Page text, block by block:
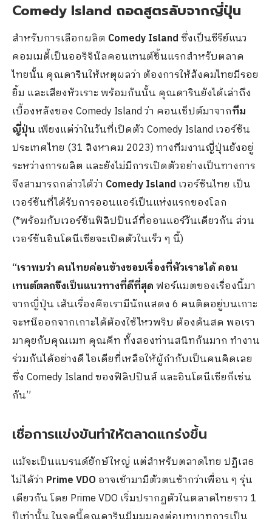
Comedy Island ถอดสูตรลับจากญี่ปุ่น
สำหรับการเลือกผลิต Comedy Islandซึ่งเป็นซีรีย์แนว
คอมเมดี้เป็นออริจินัลคอนเทนต์ชิ้นแรกสำหรับตลาด
ไทยนั้น คุณดารินให้เหตุผลว่า ต้องการให้สังคมไทยมีรอย
ยิ้ม และเสียงหัวเราะ พร้อมกันนั้น คุณดารินยังได้เล่าถึง
เบื้องหลังของ Comedy Island ว่า คอนเซ็ปต์มาจากทีม
ญี่ปุ่น เพียงแต่ว่าในวันที่เปิดตัว Comedy Island เวอร์ชัน
ประเทศไทย (31 สิงหาคม 2023) ทางทีมงานญี่ปุ่นยังอยู่
ระหว่างการผลิต และยังไม่มีการเปิดตัวอย่างเป็นทางการ
จึงสามารถกล่าวได้ว่า Comedy Island เวอร์ชันไทย เป็น
เวอร์ชันที่ได้รับการออนแอร์เป็นแห่งแรกของโลก
(*พร้อมกับเวอร์ชันฟิลิปปินส์ที่ออนแอร์วันเดียวกัน ส่วน
เวอร์ชันอินโดนีเซียจะเปิดตัวในเร็ว ๆ นี้)
“เราพบว่า คนไทยค่อนข้างชอบเรื่องที่หัวเราะได้ คอน
เทนต์ตลกจึงเป็นแนวทางที่ดีที่สุดฟอร์แมตของเรื่องนี้มา
จากญี่ปุ่น เส้นเรื่องคือเรามีนักแสดง 6 คนติดอยู่บนเกาะ
จะหนีออกจากเกาะได้ต้องใช้ไหวพริบ ต้องด้นสด พอเรา
มาคุยกับคุณเมท คุณคีท ทั้งสองท่านสนิทกันมาก ทำงาน
ร่วมกันได้อย่างดี ไอเดียที่เหลือให้ผู้กำกับเป็นคนคิดเลย
ซึ่ง Comedy Island ของฟิลิปปินส์ และอินโดนีเซียก็เช่น
กัน”
เชื่อการแข่งขันทำให้ตลาดแกร่งขึ้น
แม้จะเป็นแบรนด์ยักษ์ใหญ่ แต่สำหรับตลาดไทย ปฏิเสธ
ไม่ได้ว่า Prime VDO อาจเข้ามามีตัวตนช้ากว่าเพื่อน ๆ รุ่น
เดียวกัน โดย Prime VDO เริ่มปรากฏตัวในตลาดไทยราว 1